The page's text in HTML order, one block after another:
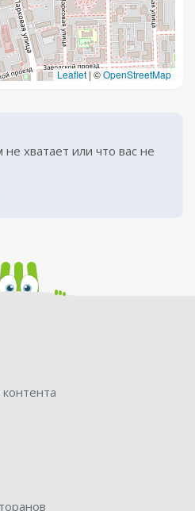
Leaflet | ©OpenStreetMap
не хватает или что вас не